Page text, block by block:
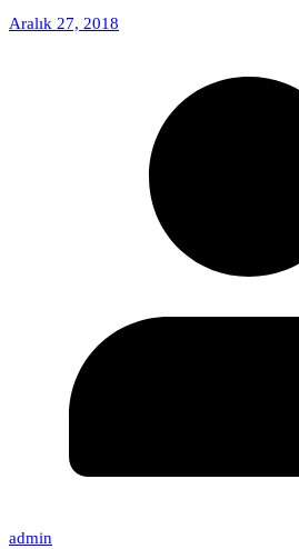
Aralık 27, 2018
admin